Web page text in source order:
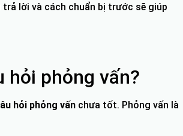
trả lời và cách chuẩn bị trước sẽ giúp
hỏi phỏng vấn?
hỏi phỏng vấn chưa tốt. Phỏng vấn là